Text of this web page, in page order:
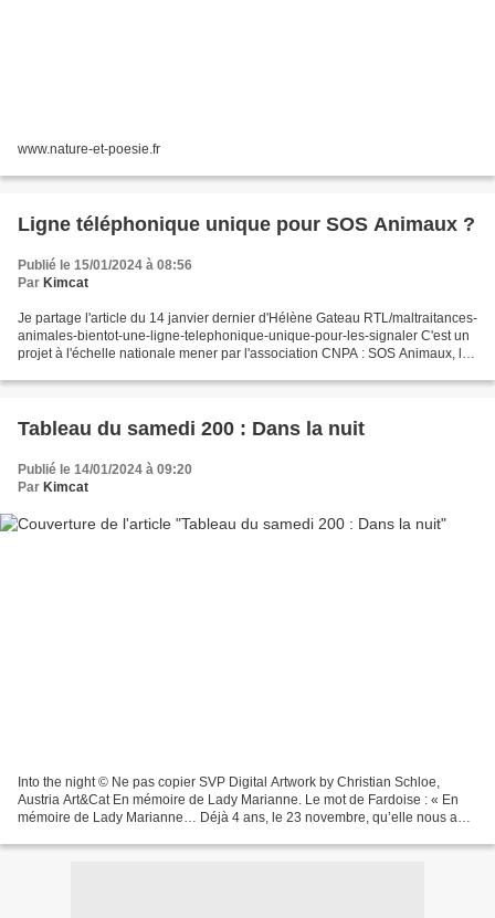
www.nature-et-poesie.fr
Ligne téléphonique unique pour SOS Animaux ?
Publié le 15/01/2024 à 08:56
Par Kimcat
Je partage l'article du 14 janvier dernier d'Hélène Gateau RTL/maltraitances-
animales-bientot-une-ligne-telephonique-unique-pour-les-signaler C'est un
projet à l'échelle nationale mener par l'association CNPA : SOS Animaux, la
Tableau du samedi 200 : Dans la nuit
Publié le 14/01/2024 à 09:20
Par Kimcat
Into the night © Ne pas copier SVP Digital Artwork by Christian Schloe,
Austria Art&Cat En mémoire de Lady Marianne. Le mot de Fardoise : « En
mémoire de Lady Marianne… Déjà 4 ans, le 23 novembre, qu’elle nous a